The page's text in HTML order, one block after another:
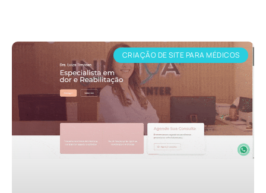
CRIAÇÃO DE SITE PARA MÉDICOS